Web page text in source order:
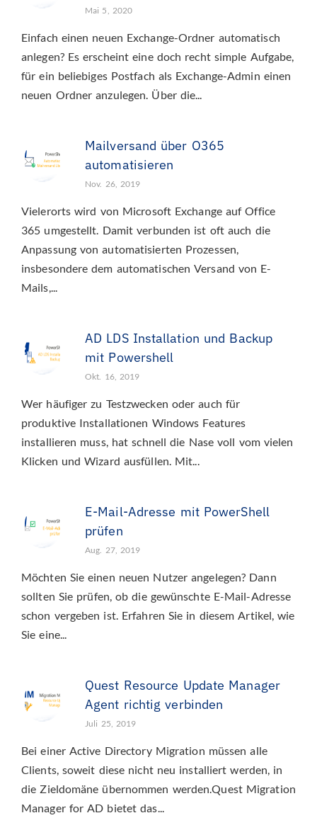
Mai 5, 2020
Einfach einen neuen Exchange-Ordner automatisch
anlegen? Es erscheint eine doch recht simple Aufgabe,
für ein beliebiges Postfach als Exchange-Admin einen
neuen Ordner anzulegen. Über die...
Mailversand über O365
automatisieren
Nov. 26, 2019
Vielerorts wird von Microsoft Exchange auf Office
365 umgestellt. Damit verbunden ist oft auch die
Anpassung von automatisierten Prozessen,
insbesondere dem automatischen Versand von E-
Mails,...
AD LDS Installation und Backup
mit Powershell
Okt. 16, 2019
Wer häufiger zu Testzwecken oder auch für
produktive Installationen Windows Features
installieren muss, hat schnell die Nase voll vom vielen
Klicken und Wizard ausfüllen. Mit...
E-Mail-Adresse mit PowerShell
prüfen
Aug. 27, 2019
Möchten Sie einen neuen Nutzer angelegen? Dann
sollten Sie prüfen, ob die gewünschte E-Mail-Adresse
schon vergeben ist. Erfahren Sie in diesem Artikel, wie
Sie eine...
Quest Resource Update Manager
Agent richtig verbinden
Juli 25, 2019
Bei einer Active Directory Migration müssen alle
Clients, soweit diese nicht neu installiert werden, in
die Zieldomäne übernommen werden.Quest Migration
Manager for AD bietet das...